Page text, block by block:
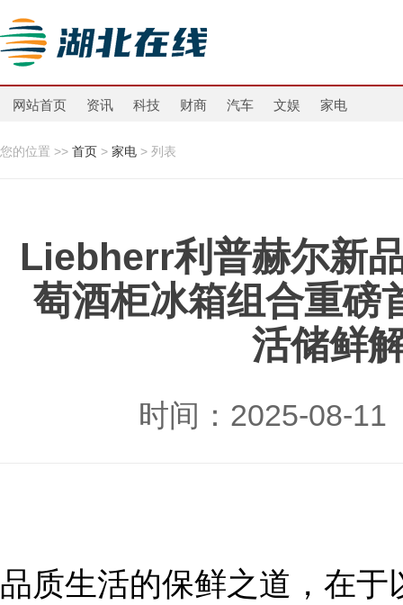
网站首页 资讯 科技 财商 汽车 文娱 家电
您的位置 >> 首页 > 家电 > 列表
Liebherr利普赫尔新
萄酒柜冰箱组合重磅
活储鲜
时间：2025-08-
品质生活的保鲜之道，在